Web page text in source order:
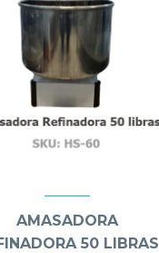
AMASADORA
50 LIBRAS